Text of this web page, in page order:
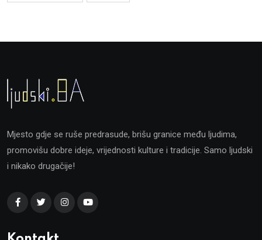
Mjesto gdje se ruše predrasude, brišu granice među ljudima,
promovišu dobre ideje, vrijednosti kulture i tradicije. Samo ljudski
i nikako drugačije!